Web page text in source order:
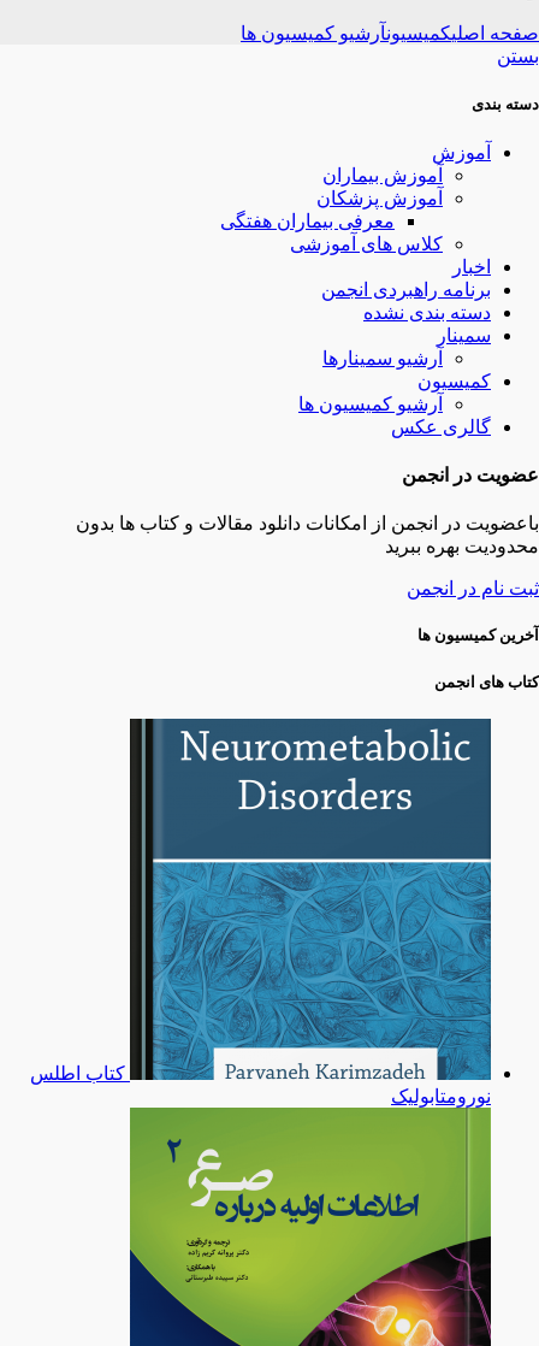
صفحه اصلیکمیسیونآرشیو کمیسیون ها
بستن
دسته بندی
آموزش
آموزش بیماران
آموزش پزشکان
معرفی بیماران هفتگی
کلاس های آموزشی
اخبار
برنامه راهبردی انجمن
دسته بندی نشده
سمینار
آرشیو سمینارها
کمیسیون
آرشیو کمیسیون ها
گالری عکس
عضویت در انجمن
باعضویت در انجمن از امکانات دانلود مقالات و کتاب ها بدون
محدودیت بهره ببرید
ثبت نام در انجمن
آخرین کمیسیون ها
کتاب های انجمن
کتاب اطلس
نورومتابولیک